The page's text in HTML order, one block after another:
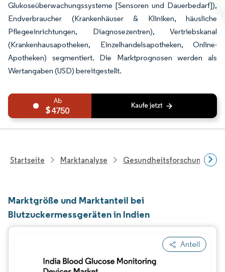
Glukoseüberwachungssysteme [Sensoren und Dauerbedarf]),
Endverbraucher (Krankenhäuser & Kliniken, häusliche
Pflegeeinrichtungen, Diagnosezentren), Vertriebskanal
(Krankenhausapotheken, Einzelhandelsapotheken, Online-
Apotheken) segmentiert. Die Marktprognosen werden als
Wertangaben (USD) bereitgestellt.
4750
Startseite Marktanalyse Gesundheitsforschung
Marktgröße und Marktanteil bei
Blutzuckermessgeräten in Indien
Anteil